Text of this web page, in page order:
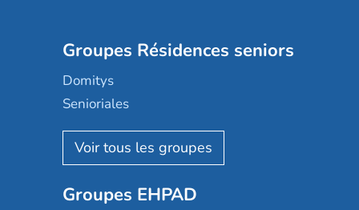
Groupes Résidences seniors
Domitys
Senioriales
Nohée
Les Résidentiels
Mobicap
Groupes EHPAD